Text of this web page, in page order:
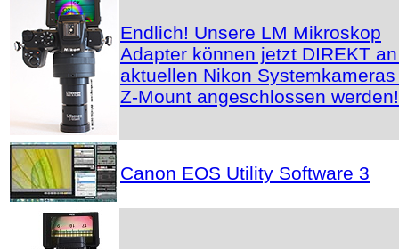
Endlich! Unsere LM Mikroskop
Adapter können jetzt DIREKT
aktuellen Nikon
Z-Mount angeschlossen werden!
Canon EOS Utility Software 3